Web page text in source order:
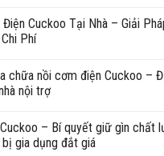
Cuckoo Tại Nhà – Giải
Phí
chữa nồi cơm điện Cuckoo –
nội trợ
– Bí quyết giữ gìn chất
gia dụng đắt giá